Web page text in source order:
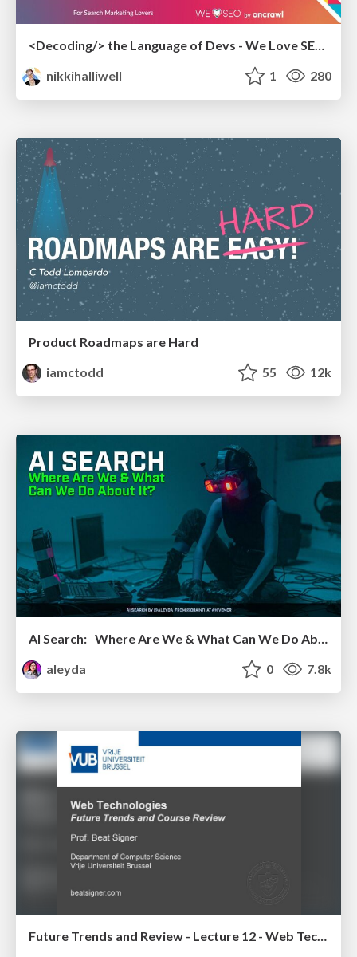
nikkihalliwell
1 280
Product Roadmaps are Hard
iamctodd
55 12k
AI Search: Where Are We & What Can We Do About It?
aleyda
0 7.8k